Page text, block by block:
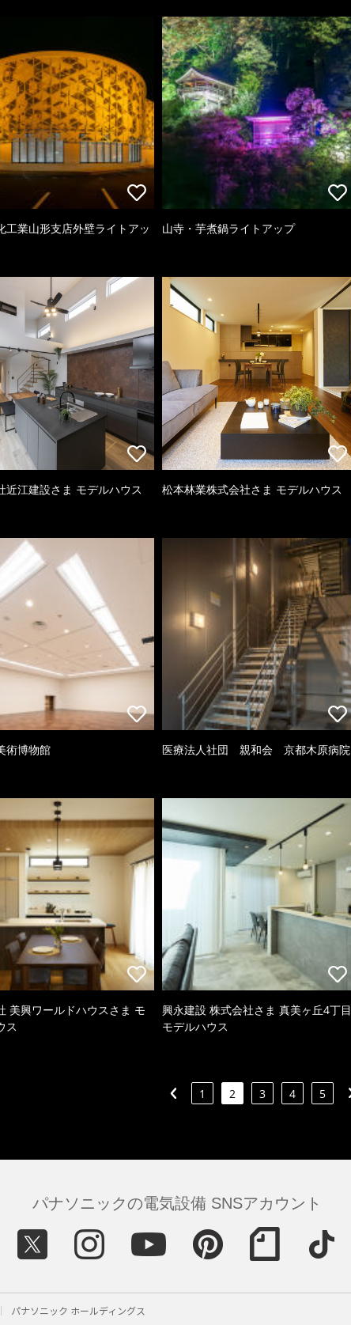
工業山形支店外壁ライトアッ 山寺・芋煮鍋ライトアップ
近江建設さま モデルハウス 松本林業株式会社さま モデルハウス
術博物館 医療法人社団 親和会 京都木原病院
美興ワールドハウスさま モ
ス
興永建設 株式会社さま 真美ヶ丘4丁目
モデルハウス
1 2 3 4 5
パナソニックの電気設備 SNSアカウント
パナソニック ホールディングス